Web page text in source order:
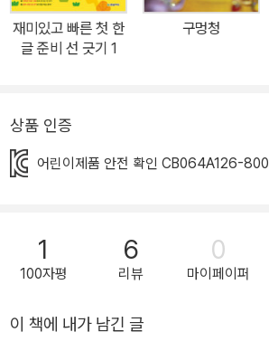
아볼 수 있게 도와줍니다. 1단계부터 4단계까지 체계적으로 선 긋기
활동을 해요! 1단계에서 가로선, 세로선부터 꺾은선, 물결선까지 다양
고, 4단계에서는 앞에서 연습한 여러 선들이
10일 프로그램! 이 책은 ‘재미있고 빠른 첫 한
로 학습 기간은 짧고 내용은 알차게 구성되어
히 사용해 보며 운필력을 기르고 한글 자모음
후 ‘첫 한글’ 학습을 시작하면 학습 효과가 배가됩니다. ‘
시리즈로 체계적이고 꾸준한 학습이 가능해요!
재미있고 빠른 첫 한
글 준비 선 긋기 1
구멍청
상품 인증
어린이제품 안전 확인 CB064A126-
1
100자평
6
리뷰
0
마이페이퍼
이 책에 내가 남긴 글